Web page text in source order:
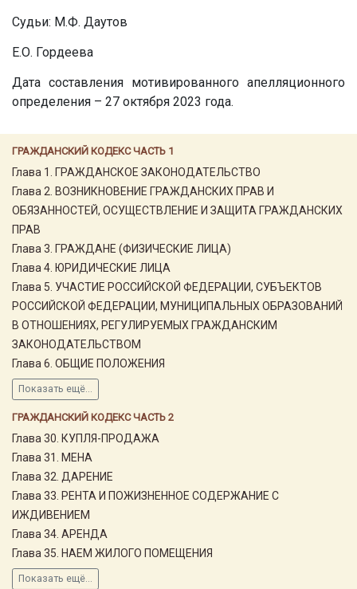
ГРАЖДАНСКИЙ КОДЕКС ЧАСТЬ 1
Глава 1. ГРАЖДАНСКОЕ ЗАКОНОДАТЕЛЬСТВО
Глава 2. ВОЗНИКНОВЕНИЕ ГРАЖДАНСКИХ ПРАВ И
ОБЯЗАННОСТЕЙ, ОСУЩЕСТВЛЕНИЕ И ЗАЩИТА ГРАЖДАНСКИХ
ПРАВ
Глава 3. ГРАЖДАНЕ (ФИЗИЧЕСКИЕ ЛИЦА)
Глава 4. ЮРИДИЧЕСКИЕ ЛИЦА
Глава 5. УЧАСТИЕ РОССИЙСКОЙ ФЕДЕРАЦИИ, СУБЪЕКТОВ
РОССИЙСКОЙ ФЕДЕРАЦИИ, МУНИЦИПАЛЬНЫХ ОБРАЗОВАНИЙ
В ОТНОШЕНИЯХ, РЕГУЛИРУЕМЫХ ГРАЖДАНСКИМ
ЗАКОНОДАТЕЛЬСТВОМ
Глава 6. ОБЩИЕ ПОЛОЖЕНИЯ
Показать ещё...
ГРАЖДАНСКИЙ КОДЕКС ЧАСТЬ 2
Глава 30. КУПЛЯ-ПРОДАЖА
Глава 31. МЕНА
Глава 32. ДАРЕНИЕ
Глава 33. РЕНТА И ПОЖИЗНЕННОЕ СОДЕРЖАНИЕ С
ИЖДИВЕНИЕМ
Глава 34. АРЕНДА
Глава 35. НАЕМ ЖИЛОГО ПОМЕЩЕНИЯ
Показать ещё...
Судьи: М.Ф. Даутов
Е.О. Гордеева
Дата составления мотивированного апелляционного
определения – 27 октября 2023 года.